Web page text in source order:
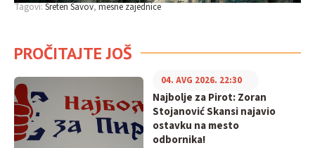
Tagovi:Sreten Savov mesne zajednice
PROČITAJTE JOŠ
Najbolje za Pirot: Zoran
Stojanović Skansi najavio
ostavku na mesto
odbornika!
04. AVG 2026. 22:30